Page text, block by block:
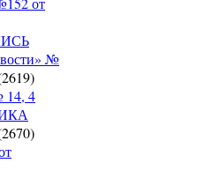
№
2619)
14, 4
2670)